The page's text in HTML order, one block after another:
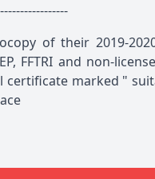
of their 2019-
FFTRI and non-
marked "